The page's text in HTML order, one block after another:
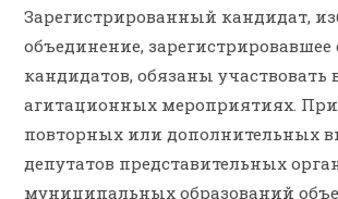
Зарегистрированный кандидат,
объединение, зарегистрировавшее
кандидатов, обязаны участвовать
агитационных мероприятиях.
повторных или дополнительных
депутатов представительных
муниципальных образований